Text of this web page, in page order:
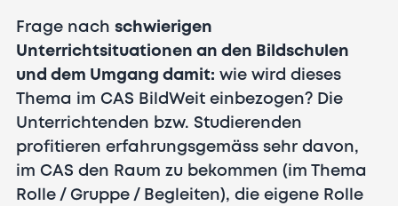
Frage nach schwierigen
Unterrichtsituationen an den Bildschulen
und dem Umgang damit: wie wird dieses
Thema im CAS BildWeit einbezogen? Die
Unterrichtenden bzw. Studierenden
profitieren erfahrungsgemäss sehr davon,
im CAS den Raum zu bekommen (im Thema
Rolle / Gruppe / Begleiten), die eigene Rolle